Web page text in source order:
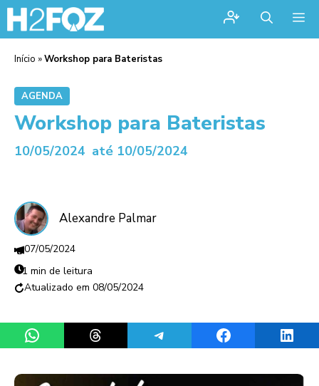
Início »Workshop para Bateristas
AGENDA
Workshop para Bateristas
10/05/2024 até 10/05/2024
Alexandre Palmar
07/05/2024
1 min de leitura
08/05/2024
Share on WhatsAppShare on ThreadsShare on TelegramShare on Facebook